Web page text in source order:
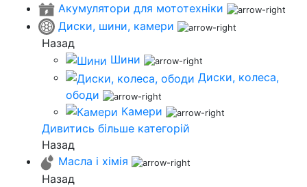
Акумулятори для мототехніки
Диски, шини, камери
Назад
Шини
Диски, колеса,
ободи
Камери
Дивитись більше категорій
Назад
Масла і хімія
Назад